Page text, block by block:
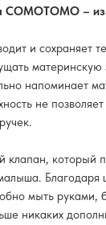
–
и сохраняет
материнскую
напоминает
не
который
мыть руками,
никаких